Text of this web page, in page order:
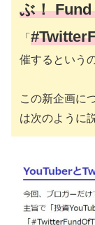
ぶ！
「
催するという
この新企画に
は次のように